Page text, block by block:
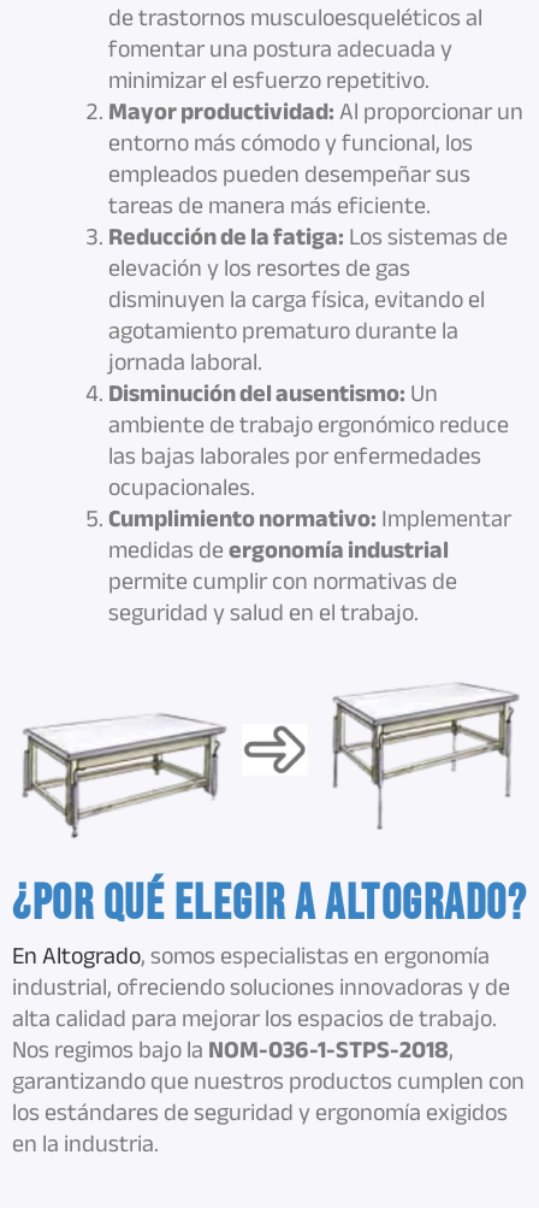
de trastornos musculoesqueléticos al
fomentar una postura adecuada y
minimizar el esfuerzo repetitivo.
Mayor productividad:Al proporcionar un
entorno más cómodo y funcional, los
empleados pueden desempeñar sus
tareas de manera más eficiente.
Reducción de la fatiga:Los sistemas de
elevación y los resortes de gas
disminuyen la carga física, evitando el
agotamiento prematuro durante la
jornada laboral.
Disminución del ausentismo:Un
ambiente de trabajo ergonómico reduce
las bajas laborales por enfermedades
ocupacionales.
Cumplimiento normativo:Implementar
medidas deergonomía industrial
permite cumplir con normativas de
seguridad y salud en el trabajo.
¿Por qué elegir a Altogrado?
En Altogrado, somos especialistas en ergonomía
industrial, ofreciendo soluciones innovadoras y de
alta calidad para mejorar los espacios de trabajo.
Nos regimos bajo laNOM-036-1-STPS-2018,
garantizando que nuestros productos cumplen con
los estándares de seguridad y ergonomía exigidos
en la industria.